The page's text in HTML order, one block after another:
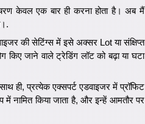
केवल एक बार ही करना होता है। अब मैं
की सेटिंग्स में इसे अक्सर Lot या संक्षिप्त
किए जाने वाले ट्रेडिंग लॉट को बढ़ा या घटा
ही, प्रत्येक एक्सपर्ट एडवाइजर में प्रॉफिट
नामित किया जाता है, और इन्हें आमतौर पर